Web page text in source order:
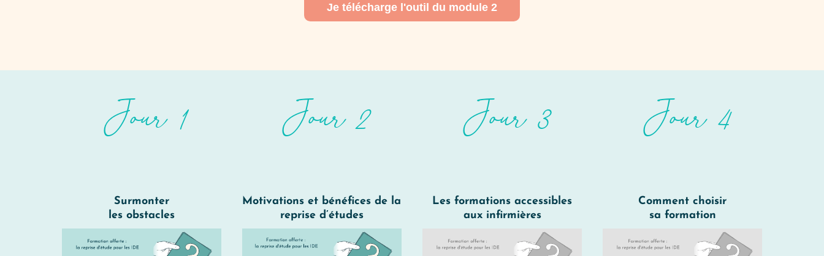
Je télécharge l'outil du module 2
Jour 1
Surmonter
les obstacles
Jour 2
Motivations et bénéfices de la
reprise d’études
Jour 3
Les formations accessibles
aux infirmières
Jour 4
Comment choisir
sa formation